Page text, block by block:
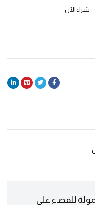
شراء الآن
للقضاء على